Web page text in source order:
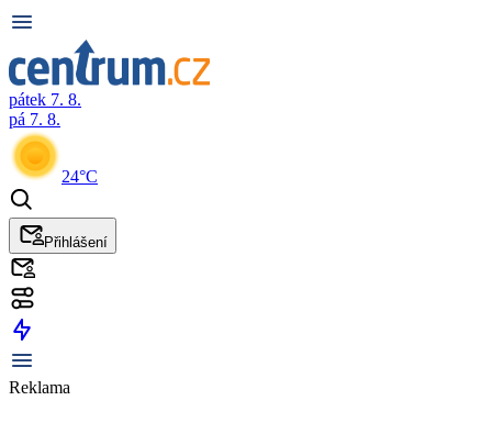
pátek 7. 8.
pá 7. 8.
24°C
Přihlášení
Reklama